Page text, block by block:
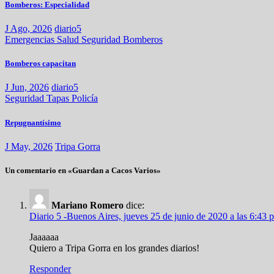
Bomberos: Especialidad
J Ago, 2026 diario5
Emergencias Salud Seguridad Bomberos
Bomberos capacitan
J Jun, 2026 diario5
Seguridad Tapas Policía
Repugnantísimo
J May, 2026 Tripa Gorra
Un comentario en «Guardan a Cacos Varios»
Mariano Romero dice:
Diario 5 -Buenos Aires, jueves 25 de junio de 2020 a las 6:43
Jaaaaaa
Quiero a Tripa Gorra en los grandes diarios!
Responder